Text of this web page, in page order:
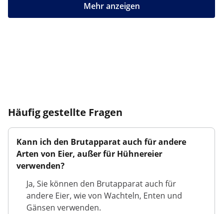
Mehr anzeigen
Häufig gestellte Fragen
Kann ich den Brutapparat auch für andere
Arten von Eier, außer für Hühnereier
verwenden?
Ja, Sie können den Brutapparat auch für
andere Eier, wie von Wachteln, Enten und
Gänsen verwenden.